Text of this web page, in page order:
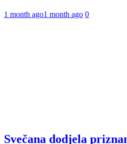
1 month ago1 month ago 0
Svečana dodjela